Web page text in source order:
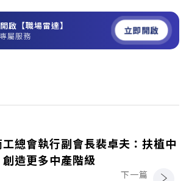
啟【職場雷達】
屬服務 立即開啟
總會執行副會長裴卓夫：扶植中
造更多中產階級
下一篇